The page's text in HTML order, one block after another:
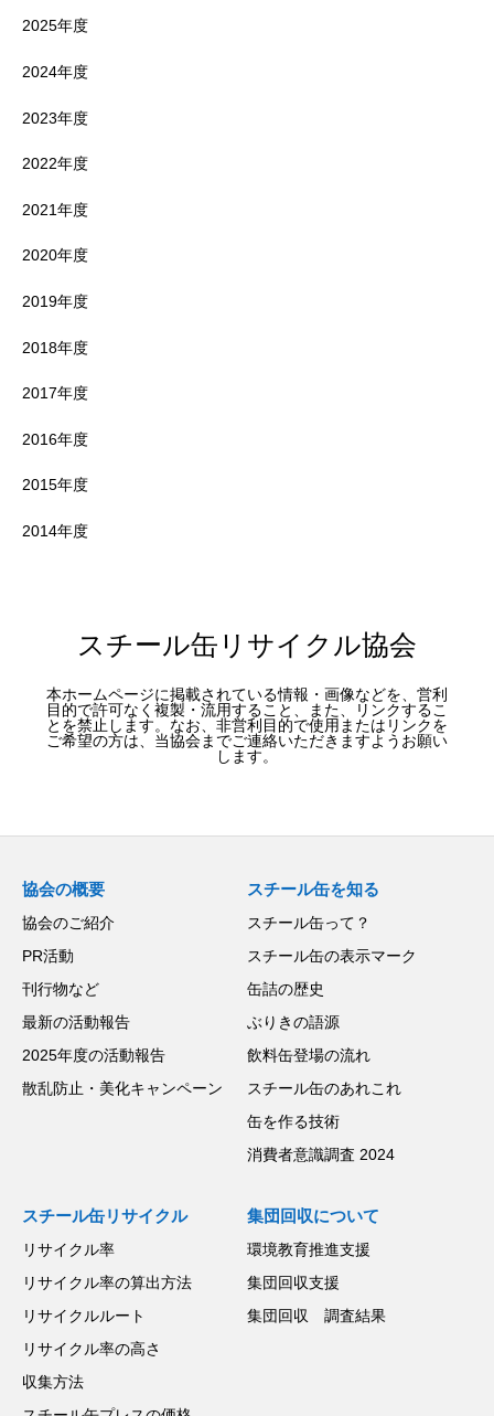
2025年度
2024年度
2023年度
2022年度
2021年度
2020年度
2019年度
2018年度
2017年度
2016年度
2015年度
2014年度
スチール缶リサイクル協会
本ホームページに掲載されている情報・画像などを、営利
目的で許可なく複製・流用すること、また、リンクするこ
とを禁止します。なお、非営利目的で使用またはリンクを
ご希望の方は、当協会までご連絡いただきますようお願い
します。
協会の概要
協会のご紹介
PR活動
刊行物など
最新の活動報告
2025年度の活動報告
散乱防止・美化キャンペーン
スチール缶を知る
スチール缶って？
スチール缶の表示マーク
缶詰の歴史
ぶりきの語源
飲料缶登場の流れ
スチール缶のあれこれ
缶を作る技術
消費者意識調査 2024
スチール缶リサイクル
リサイクル率
リサイクル率の算出方法
リサイクルルート
リサイクル率の高さ
収集方法
集団回収について
環境教育推進支援
集団回収支援
集団回収 調査結果